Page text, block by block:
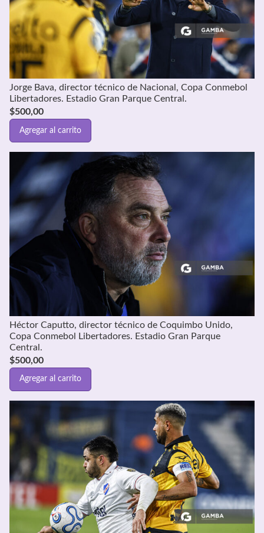
Jorge Bava, director técnico de Nacional, Copa Conmebol
Libertadores. Estadio Gran Parque Central.
$500,00
Agregar al carrito
Héctor Caputto, director técnico de Coquimbo Unido,
Copa Conmebol Libertadores. Estadio Gran Parque
Central.
$500,00
Agregar al carrito